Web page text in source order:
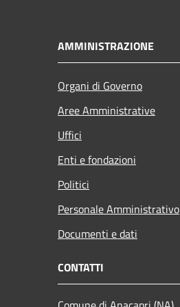
AMMINISTRAZIONE
Organi di Governo
Aree Amministrative
Uffici
Enti e fondazioni
Politici
Personale Amministrativo
Documenti e dati
CONTATTI